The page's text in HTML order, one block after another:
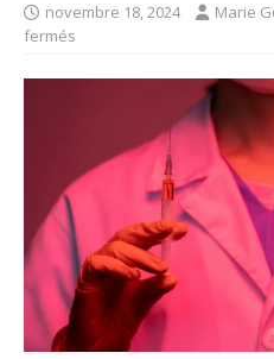
novembre 18, 2024 Marie
fermés